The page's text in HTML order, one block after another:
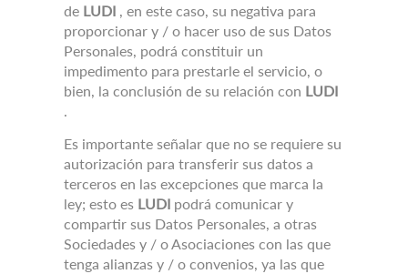
de LUDI , en este caso, su negativa para
proporcionar y / o hacer uso de sus Datos
Personales, podrá constituir un
impedimento para prestarle el servicio, o
bien, la conclusión de su relación con LUDI
.
Es importante señalar que no se requiere su
autorización para transferir sus datos a
terceros en las excepciones que marca la
ley; esto es LUDI podrá comunicar y
compartir sus Datos Personales, a otras
Sociedades y / o Asociaciones con las que
tenga alianzas y / o convenios, ya las que